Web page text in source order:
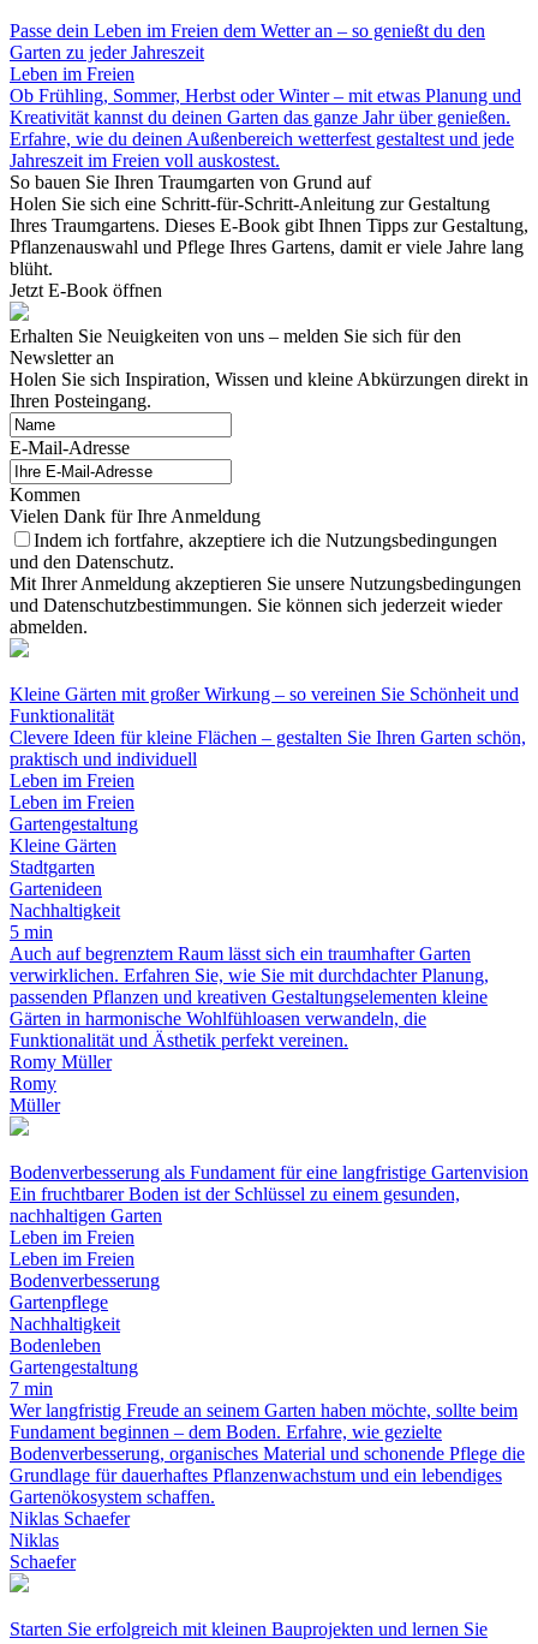
Passe dein Leben im Freien dem Wetter an – so genießt du den
Garten zu jeder Jahreszeit
Leben im Freien
Ob Frühling, Sommer, Herbst oder Winter – mit etwas Planung und
Kreativität kannst du deinen Garten das ganze Jahr über genießen.
Erfahre, wie du deinen Außenbereich wetterfest gestaltest und jede
Jahreszeit im Freien voll auskostest.
So bauen Sie Ihren Traumgarten von Grund auf
Holen Sie sich eine Schritt-für-Schritt-Anleitung zur Gestaltung
Ihres Traumgartens. Dieses E-Book gibt Ihnen Tipps zur Gestaltung,
Pflanzenauswahl und Pflege Ihres Gartens, damit er viele Jahre lang
blüht.
Jetzt E-Book öffnen
Erhalten Sie Neuigkeiten von uns – melden Sie sich für den
Newsletter an
Holen Sie sich Inspiration, Wissen und kleine Abkürzungen direkt in
Ihren Posteingang.
E-Mail-Adresse
Kommen
Vielen Dank für Ihre Anmeldung
Indem ich fortfahre, akzeptiere ich die Nutzungsbedingungen
und den Datenschutz.
Mit Ihrer Anmeldung akzeptieren Sie unsere Nutzungsbedingungen
und Datenschutzbestimmungen. Sie können sich jederzeit wieder
abmelden.
Kleine Gärten mit großer Wirkung – so vereinen Sie Schönheit und
Funktionalität
Clevere Ideen für kleine Flächen – gestalten Sie Ihren Garten schön,
praktisch und individuell
Leben im Freien
Leben im Freien
Gartengestaltung
Kleine Gärten
Stadtgarten
Gartenideen
Nachhaltigkeit
5 min
Auch auf begrenztem Raum lässt sich ein traumhafter Garten
verwirklichen. Erfahren Sie, wie Sie mit durchdachter Planung,
passenden Pflanzen und kreativen Gestaltungselementen kleine
Gärten in harmonische Wohlfühloasen verwandeln, die
Funktionalität und Ästhetik perfekt vereinen.
Romy Müller
Romy
Müller
Bodenverbesserung als Fundament für eine langfristige Gartenvision
Ein fruchtbarer Boden ist der Schlüssel zu einem gesunden,
nachhaltigen Garten
Leben im Freien
Leben im Freien
Bodenverbesserung
Gartenpflege
Nachhaltigkeit
Bodenleben
Gartengestaltung
7 min
Wer langfristig Freude an seinem Garten haben möchte, sollte beim
Fundament beginnen – dem Boden. Erfahre, wie gezielte
Bodenverbesserung, organisches Material und schonende Pflege die
Grundlage für dauerhaftes Pflanzenwachstum und ein lebendiges
Gartenökosystem schaffen.
Niklas Schaefer
Niklas
Schaefer
Starten Sie erfolgreich mit kleinen Bauprojekten und lernen Sie